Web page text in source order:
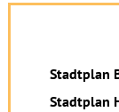
Stadtplan
Stadtplan